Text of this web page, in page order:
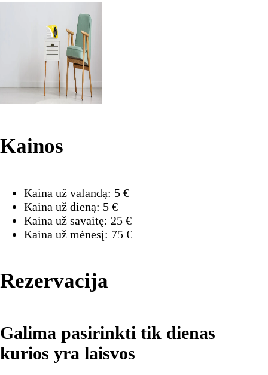
Kainos
Kaina už valandą: 5 €
Kaina už dieną: 5 €
Kaina už savaitę: 25 €
Kaina už mėnesį: 75 €
Rezervacija
Galima pasirinkti tik dienas
kurios yra laisvos